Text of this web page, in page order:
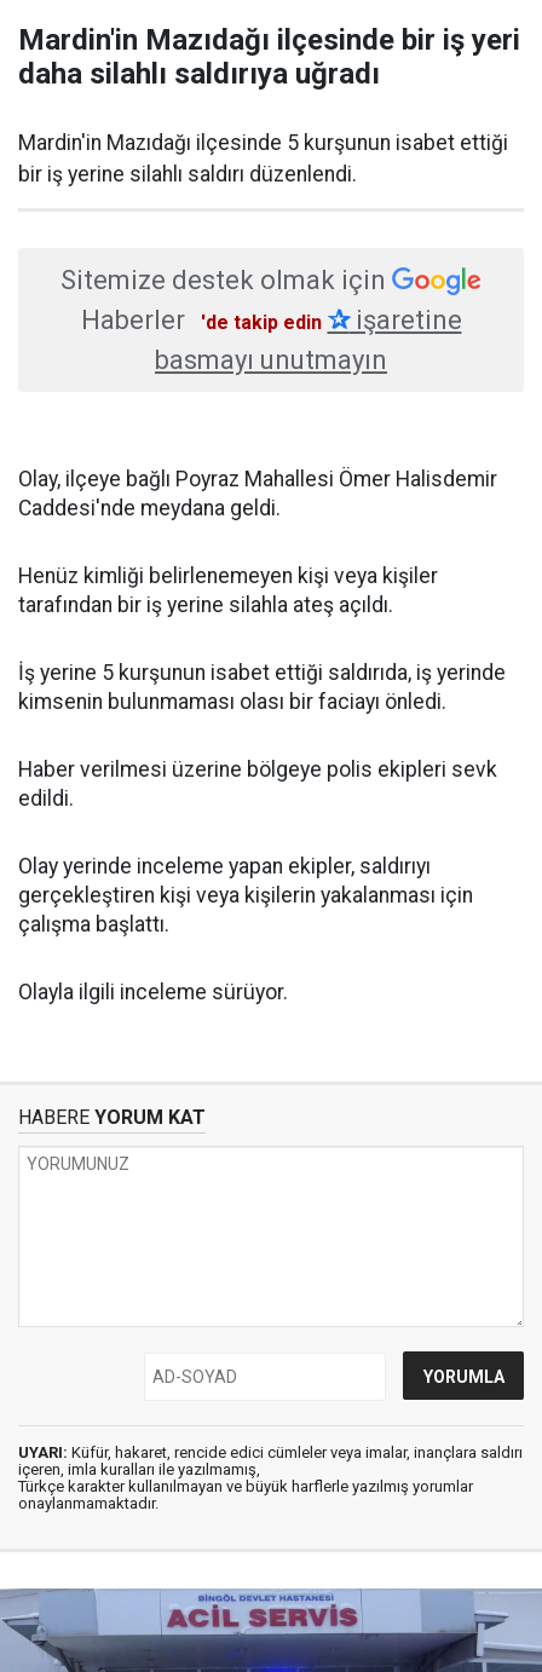
Mardin'in Mazıdağı ilçesinde bir iş yeri
daha silahlı saldırıya uğradı
Mardin'in Mazıdağı ilçesinde 5 kurşunun isabet ettiği
bir iş yerine silahlı saldırı düzenlendi.
Sitemize destek olmak için
Haberler
'de takip edin ✰işaretine
basmayı unutmayın
Olay, ilçeye bağlı Poyraz Mahallesi Ömer Halisdemir
Caddesi'nde meydana geldi.
Henüz kimliği belirlenemeyen kişi veya kişiler
tarafından bir iş yerine silahla ateş açıldı.
İş yerine 5 kurşunun isabet ettiği saldırıda, iş yerinde
kimsenin bulunmaması olası bir faciayı önledi.
Haber verilmesi üzerine bölgeye polis ekipleri sevk
edildi.
Olay yerinde inceleme yapan ekipler, saldırıyı
gerçekleştiren kişi veya kişilerin yakalanması için
çalışma başlattı.
Olayla ilgili inceleme sürüyor.
HABERE YORUM KAT
UYARI: Küfür, hakaret, rencide edici cümleler veya imalar, inançlara saldırı
içeren, imla kuralları ile yazılmamış,
Türkçe karakter kullanılmayan ve büyük harflerle yazılmış yorumlar
onaylanmamaktadır.